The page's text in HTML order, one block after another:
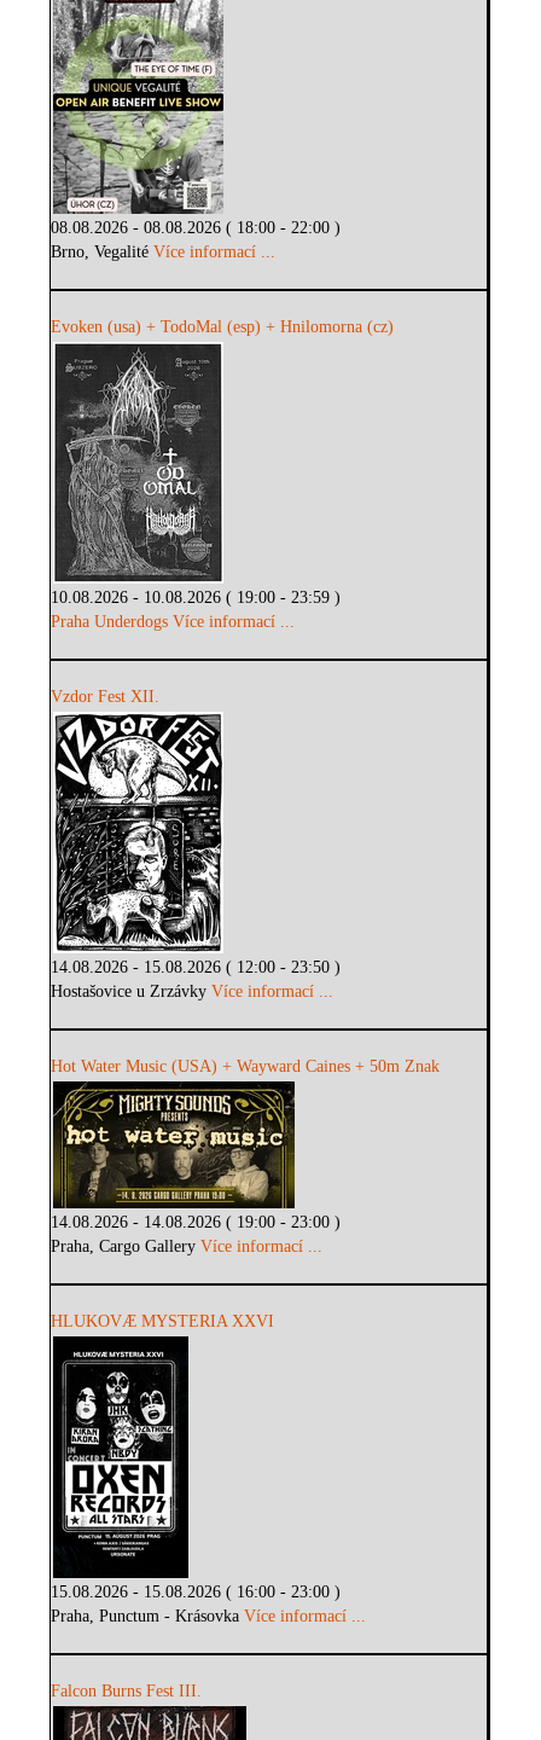
08.08.2026 - 08.08.2026 ( 18:00 - 22:00 )
Brno, VegalitéVíce informací ...
Evoken (usa) + TodoMal (esp) + Hnilomorna (cz)
10.08.2026 - 10.08.2026 ( 19:00 - 23:59 )
Praha Underdogs Více informací ...
Vzdor Fest XII.
14.08.2026 - 15.08.2026 ( 12:00 - 23:50 )
Hostašovice u ZrzávkyVíce informací ...
Hot Water Music (USA) + Wayward Caines + 50m Znak
14.08.2026 - 14.08.2026 ( 19:00 - 23:00 )
Praha, Cargo GalleryVíce informací ...
HLUKOVÆ MYSTERIA XXVI
15.08.2026 - 15.08.2026 ( 16:00 - 23:00 )
Praha, Punctum - KrásovkaVíce informací ...
Falcon Burns Fest III.